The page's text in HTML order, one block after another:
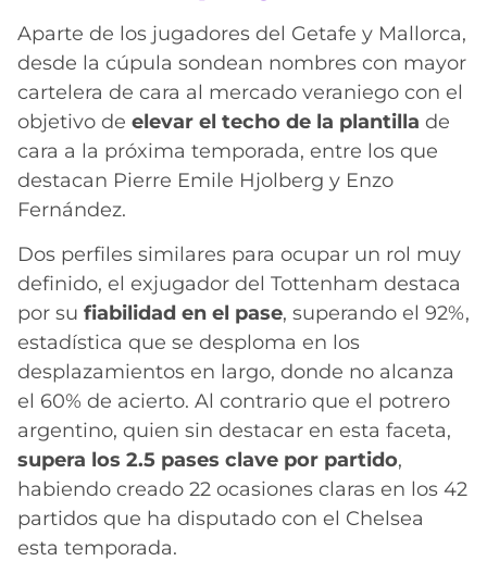
Aparte de los jugadores del Getafe y Mallorca,
desde la cúpula sondean nombres con mayor
cartelera de cara al mercado veraniego con el
objetivo de elevar el techo de la plantilla de
cara a la próxima temporada, entre los que
destacan Pierre Emile Hjolberg y Enzo
Fernández.
Dos perfiles similares para ocupar un rol muy
definido, el exjugador del Tottenham destaca
por su fiabilidad en el pase, superando el 92%,
estadística que se desploma en los
desplazamientos en largo, donde no alcanza
el 60% de acierto. Al contrario que el potrero
argentino, quien sin destacar en esta faceta,
supera los 2.5 pases clave por partido,
habiendo creado 22 ocasiones claras en los 42
partidos que ha disputado con el Chelsea
esta temporada.